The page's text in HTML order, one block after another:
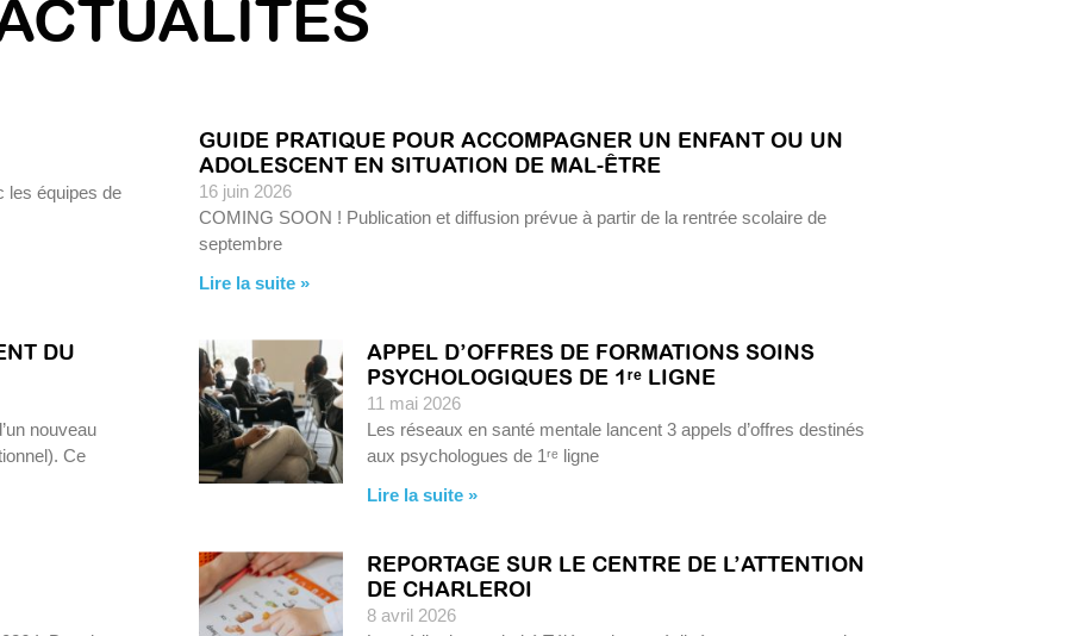
les équipes de
GUIDE PRATIQUE POUR ACCOMPAGNER UN ENFANT OU UN
ADOLESCENT EN SITUATION DE MAL-ÊTRE
16 juin 2026
COMING SOON ! Publication et diffusion prévue à partir de la rentrée scolaire de
septembre
Lire la suite »
DU
nouveau
Ce
APPEL D’OFFRES DE FORMATIONS SOINS
PSYCHOLOGIQUES DE 1ʳᵉ LIGNE
11 mai 2026
Les réseaux en santé mentale lancent 3 appels d’offres destinés
aux psychologues de 1ʳᵉ ligne
Lire la suite »
REPORTAGE SUR LE CENTRE DE L’ATTENTION
DE CHARLEROI
8 avril 2026